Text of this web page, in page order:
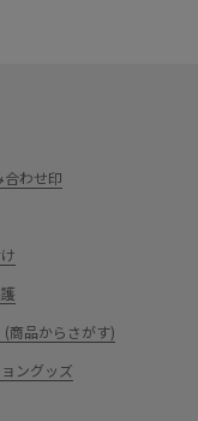
わせ印
(商品からさがす)
ングッズ